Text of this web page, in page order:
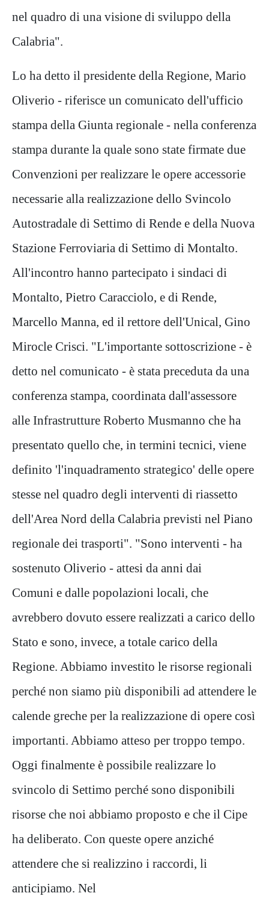
nel quadro di una visione di sviluppo della
Calabria".
Lo ha detto il presidente della Regione, Mario
Oliverio - riferisce un comunicato dell'ufficio
stampa della Giunta regionale - nella conferenza
stampa durante la quale sono state firmate due
Convenzioni per realizzare le opere accessorie
necessarie alla realizzazione dello Svincolo
Autostradale di Settimo di Rende e della Nuova
Stazione Ferroviaria di Settimo di Montalto.
All'incontro hanno partecipato i sindaci di
Montalto, Pietro Caracciolo, e di Rende,
Marcello Manna, ed il rettore dell'Unical, Gino
Mirocle Crisci. "L'importante sottoscrizione - è
detto nel comunicato - è stata preceduta da una
conferenza stampa, coordinata dall'assessore
alle Infrastrutture Roberto Musmanno che ha
presentato quello che, in termini tecnici, viene
definito 'l'inquadramento strategico' delle opere
stesse nel quadro degli interventi di riassetto
dell'Area Nord della Calabria previsti nel Piano
regionale dei trasporti". "Sono interventi - ha
sostenuto Oliverio - attesi da anni dai
Comuni e dalle popolazioni locali, che
avrebbero dovuto essere realizzati a carico dello
Stato e sono, invece, a totale carico della
Regione. Abbiamo investito le risorse regionali
perché non siamo più disponibili ad attendere le
calende greche per la realizzazione di opere così
importanti. Abbiamo atteso per troppo tempo.
Oggi finalmente è possibile realizzare lo
svincolo di Settimo perché sono disponibili
risorse che noi abbiamo proposto e che il Cipe
ha deliberato. Con queste opere anziché
attendere che si realizzino i raccordi, li
anticipiamo. Nel